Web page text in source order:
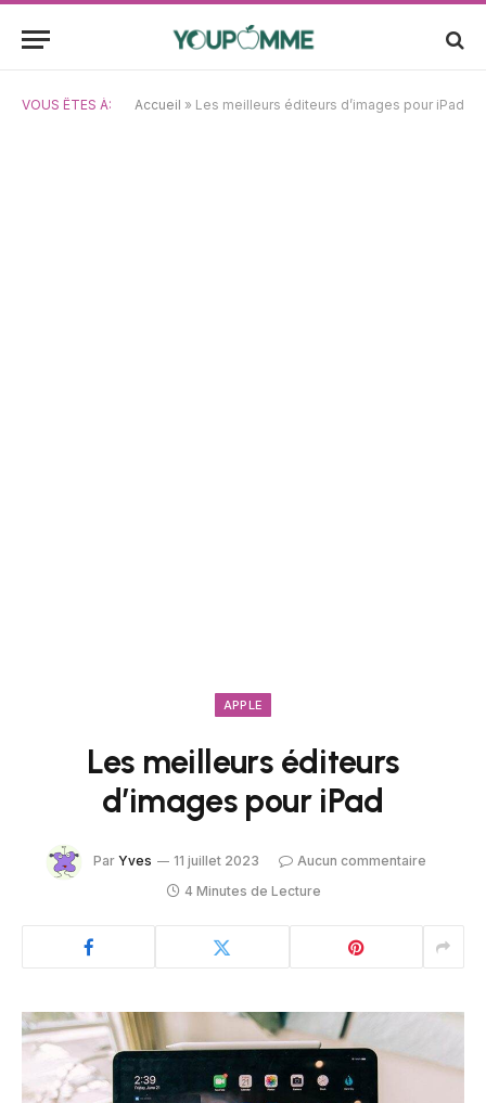
VOUS ÊTES À: Accueil » Les meilleurs éditeurs d’images pour iPad
APPLE
Les meilleurs éditeurs
d’images pour iPad
Par Yves 11 juillet 2023
Aucun commentaire
4 Minutes de Lecture